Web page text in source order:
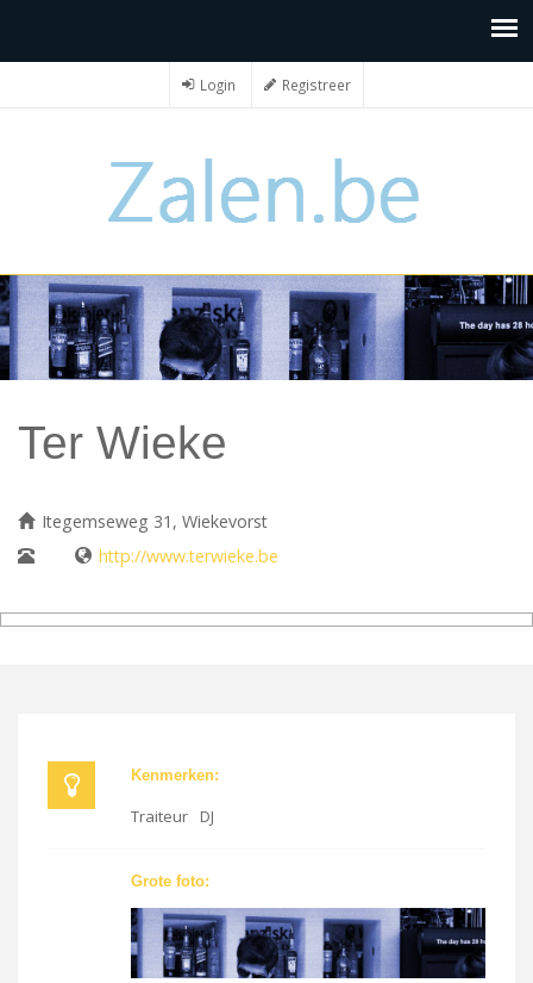
Login Registreer
Ter Wieke
Itegemseweg 31, Wiekevorst
http://www.terwieke.be
Kenmerken:
Traiteur DJ
Grote foto: